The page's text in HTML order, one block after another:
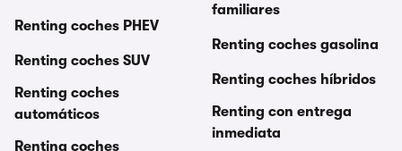
Renting coches PHEV
Renting coches SUV
Renting coches
automáticos
Renting coches
familiares
Renting coches gasolina
Renting coches híbridos
Renting con entrega
inmediata